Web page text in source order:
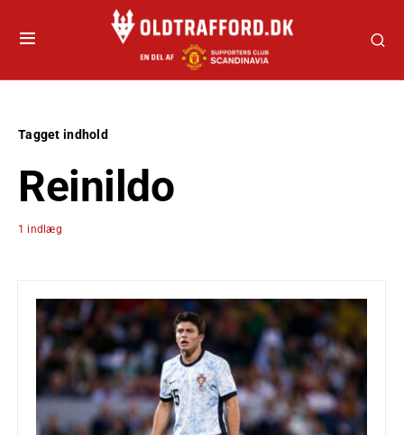
Tagget indhold
Reinildo
1 indlæg